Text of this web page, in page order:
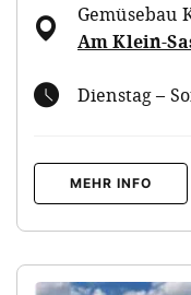
Gemüsebau
Am Klein-
Dienstag –
MEHR INFO